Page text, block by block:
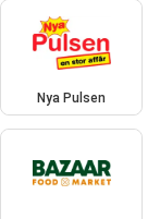
Nya Pulsen